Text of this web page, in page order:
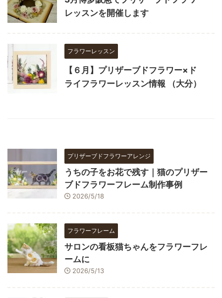
レッスンを開催します
フラワーレッスン
【６月】プリザーブドフラワー×ド
ライフラワーレッスン情報 （大分）
プリザーブドフラワーアレンジ
うちの子をお花で残す｜猫のプリザー
ブドフラワーフレーム制作事例
2026/5/18
フラワーフレーム
サロンの看板猫ちゃんをフラワーフレ
ームに
2026/5/13